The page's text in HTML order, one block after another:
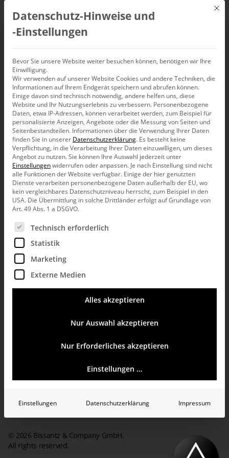
Mensch nicht
schrumpfen
Bella berät
Die Größe des Menschen ist
unantastbar
Bürohund Bella bloggt über Datenvisualisierung – der Mensch zum messen.
© 2026 Bissantz & Company GmbH.
All rights reserved.
Mit
Datenschutz-Hinweise und
‑Einstellungen
Bevor Sie unsere Website weiter besuchen können, benötigen wir Ihre
Einwilligung.
Wir verwenden auf unserer Website Cookies und andere Techniken, die
Informationen auf Ihrem Endgerät speichern und abrufen können.
Einige davon sind technisch notwendig, andere helfen uns, diese
Website und Ihr Nutzungserlebnis zu verbessern. Personenbezogene
Daten, etwa IP-Adressen, können verarbeitet werden, zum Beispiel für
personalisierte Anzeigen, Angebote oder die Messung von Seiten und
Seitenbestandteilen. Informationen über die Verwendung Ihrer Daten
finden Sie in unserer Datenschutzerklärung. Es besteht keine
Verpflichtung, in die Verarbeitung Ihrer Daten einzuwilligen, um dieses
Angebot zu nutzen.Sie können Ihre Auswahl jederzeit unter
Einstellungenwiderrufen oder anpassen. Je nach Einstellung sind nicht
alle Funktionen der Website verfügbar. Einige der hier genutzten
Dienste verarbeiten personenbezogene Daten außerhalb der EU, wo
kein vergleichbares Datenschutzniveau herrscht, zum Beispiel in den
USA. Die Übermittlung in solche Drittländer erfolgt auf Grundlage von
Art. 49 Abs. 1 a DSGVO.
Es folgt eine Liste der Service-Gruppen, für die eine
Technisch erforderlich
Statistik
Marketing
Externe Medien
Alles akzeptieren
Nur Auswahl akzeptieren
Nur Erforderliches akzeptieren
Einstellungen …
Einstellungen Datenschutzerklärung Impressum